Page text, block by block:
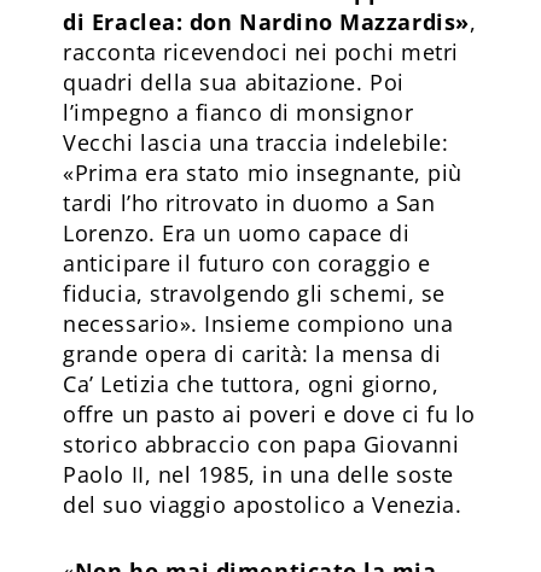
di Eraclea: don Nardino Mazzardis»,
racconta ricevendoci nei pochi metri
quadri della sua abitazione. Poi
l’impegno a fianco di monsignor
Vecchi lascia una traccia indelebile:
«Prima era stato mio insegnante, più
tardi l’ho ritrovato in duomo a San
Lorenzo. Era un uomo capace di
anticipare il futuro con coraggio e
fiducia, stravolgendo gli schemi, se
necessario». Insieme compiono una
grande opera di carità: la mensa di
Ca’ Letizia che tuttora, ogni giorno,
offre un pasto ai poveri e dove ci fu lo
storico abbraccio con papa Giovanni
Paolo II, nel 1985, in una delle soste
del suo viaggio apostolico a Venezia.